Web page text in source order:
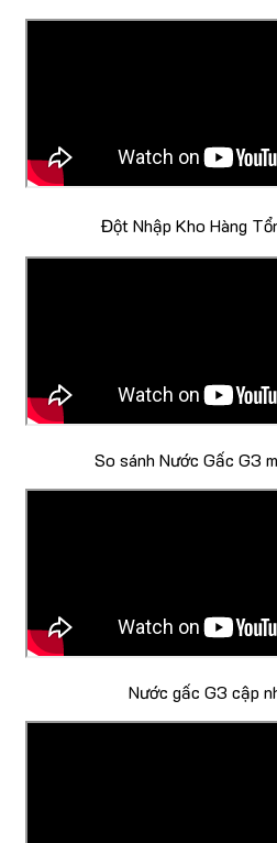
Đột Nhập Kho Hàng
So sánh Nước Gấc G3
Nước gấc G3 cập